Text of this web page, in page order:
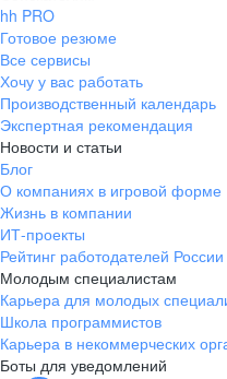
hh PRO
Готовое резюме
Все сервисы
Хочу у вас работать
Производственный календарь
Экспертная рекомендация
Новости и статьи
Блог
О компаниях в игровой форме
Жизнь в компании
ИТ-проекты
Рейтинг работодателей России
Молодым специалистам
Карьера для молодых
Школа программистов
Карьера в некоммерческих
Боты для уведомлений